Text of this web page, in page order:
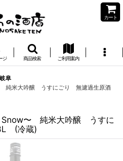
カート
ジ 商品検索 ご利用案内
阜
米大吟醸 うすにごり 無濾過生原酒
〜 純米大吟醸 うすに
(冷蔵)